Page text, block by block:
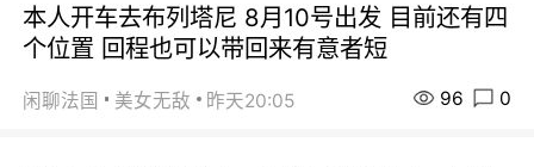
本人开车去布列塔尼 8月10号出发 目前还有四
个位置 回程也可以带回来有意者短
闲聊法国 美女无敌 昨天20:05 96 0